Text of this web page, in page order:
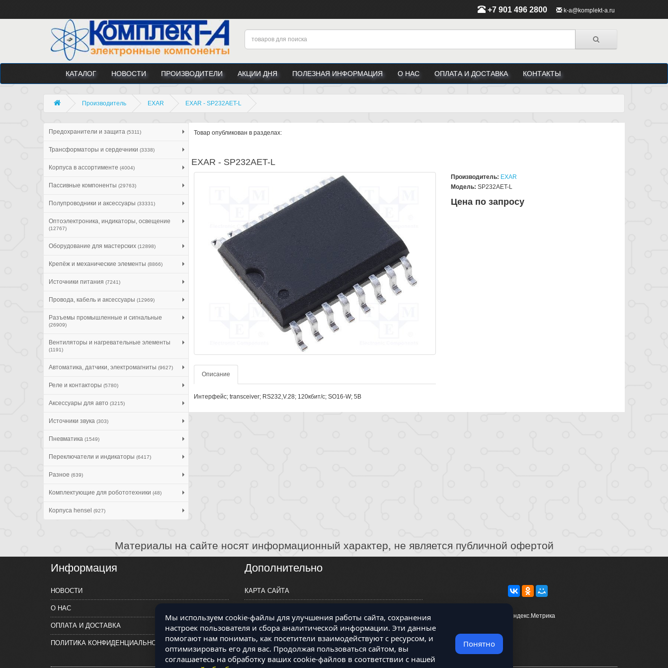
+7 901 496 2800 k-a@komplekt-a.ru
КАТАЛОГ НОВОСТИ ПРОИЗВОДИТЕЛИ АКЦИИ ДНЯ ПОЛЕЗНАЯ ИНФОРМАЦИЯ О НАС ОПЛАТА И ДОСТАВКА КОНТАКТЫ
Производитель EXAR EXAR - SP232AET-L
Предохранители и защита (5311)
Трансформаторы и сердечники (3338)
Корпуса в ассортименте (4004)
Пассивные компоненты (29763)
Полупроводники и аксессуары (33331)
Оптоэлектроника, индикаторы, освещение
(12767)
Оборудование для мастерских (12898)
Крепёж и механические элементы (8866)
Источники питания (7241)
Провода, кабель и аксессуары (12969)
Разъемы промышленные и сигнальные
(26909)
Вентиляторы и нагревательные элементы
(1191)
Автоматика, датчики, электромагниты (9627)
Реле и контакторы (5780)
Аксессуары для авто (3215)
Источники звука (303)
Пневматика (1549)
Переключатели и индикаторы (6417)
Разное (639)
Комплектующие для робототехники (48)
Корпуса hensel (927)
Товар опубликован в разделах:
EXAR - SP232AET-L
Описание
Интерфейс; transceiver; RS232,V.28; 120кбит/с; SO16-W; 5В
Производитель: EXAR
Модель: SP232AET-L
Цена по запросу
Материалы на сайте носят информационный характер, не является публичной офертой
Информация
НОВОСТИ
О НАС
ОПЛАТА И ДОСТАВКА
ПОЛИТИКА КОНФИДЕНЦИАЛЬНОСТИ
Дополнительно
КАРТА САЙТА
КОНТАКТЫ
Мы используем cookie-файлы для улучшения работы сайта, сохранения
настроек пользователя и сбора аналитической информации. Эти данные
помогают нам понимать, как посетители взаимодействуют с ресурсом, и
оптимизировать его для вас. Продолжая пользоваться сайтом, вы
соглашаетесь на обработку ваших cookie-файлов в соответствии с нашей
Понятно